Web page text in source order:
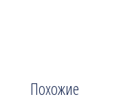
Похожие